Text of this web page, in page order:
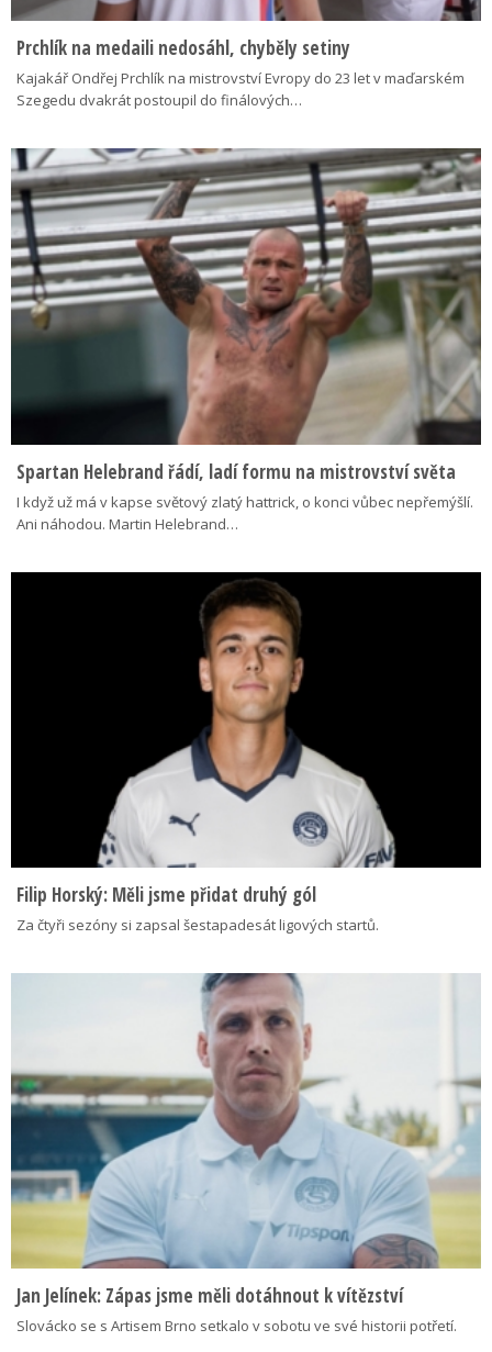
Prchlík na medaili nedosáhl, chyběly setiny
Kajakář Ondřej Prchlík na mistrovství Evropy do 23 let v maďarském
Szegedu dvakrát postoupil do finálových…
Spartan Helebrand řádí, ladí formu na mistrovství světa
I když už má v kapse světový zlatý hattrick, o konci vůbec nepřemýšlí.
Ani náhodou. Martin Helebrand…
Filip Horský: Měli jsme přidat druhý gól
Za čtyři sezóny si zapsal šestapadesát ligových startů.
Jan Jelínek: Zápas jsme měli dotáhnout k vítězství
Slovácko se s Artisem Brno setkalo v sobotu ve své historii potřetí.